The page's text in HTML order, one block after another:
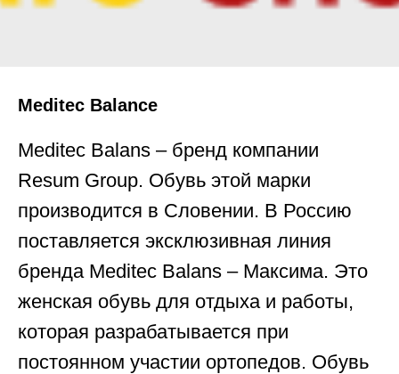
Meditec Balance
Meditec Balans – бренд компании
Resum Group. Обувь этой марки
производится в Словении. В Россию
поставляется эксклюзивная линия
бренда Meditec Balans – Максима. Это
женская обувь для отдыха и работы,
которая разрабатывается при
постоянном участии ортопедов. Обувь